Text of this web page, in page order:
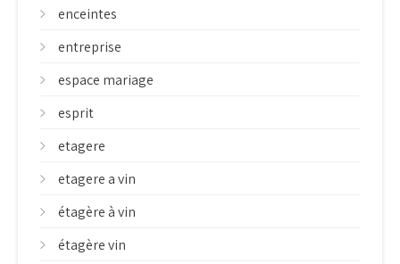
enceintes
entreprise
espace mariage
esprit
etagere
etagere a vin
étagère à vin
étagère vin